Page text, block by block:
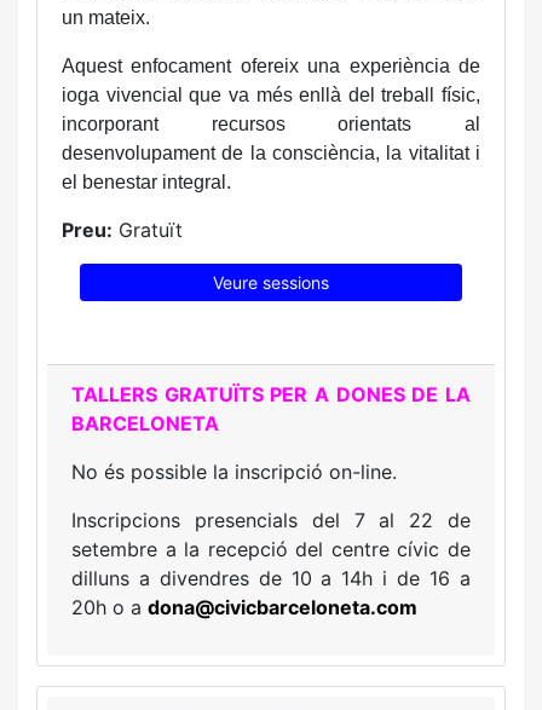
un mateix.
Aquest enfocament ofereix una experiència de
ioga vivencial que va més enllà del treball físic,
incorporant recursos orientats al
desenvolupament de la consciència, la vitalitat i
el benestar integral.
Preu: Gratuït
Veure sessions
TALLERS GRATUÏTS PER A DONES DE LA
BARCELONETA
No és possible la inscripció on-line.
Inscripcions presencials del 7 al 22 de
setembre a la recepció del centre cívic de
dilluns a divendres de 10 a 14h i de 16 a
20h o a dona@civicbarceloneta.com